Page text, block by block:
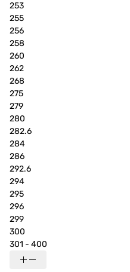
253
255
256
258
260
262
268
275
279
280
282.6
284
286
292.6
294
295
296
299
300
301 - 400